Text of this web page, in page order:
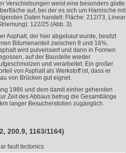
Verschiebungen weist eine besonders glatte
auf, bei der es sich um Harnische mit
Daten handelt: Fläche: 212/73, Linear
122/25 (Abb. 3).
Asphalt, der hier abgebaut wurde, besitzt
Bitumenanteil zwischen 8 und 16%.
wird pulverisiert und dann in Formen
auf der Baustelle wieder
und verarbeitet. Ein großer
von Asphalt als Werkstoff ist, dass er
von Brücken gut eignet.
1986 und dem damit einher gehenden
Zeit des Abbaus betrug die Gesamtlänge
langer Besucherstollen zugänglich.
200.9, 1163/1164)
fault tectonics